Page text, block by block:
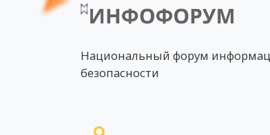
Национальный форум
безопасности